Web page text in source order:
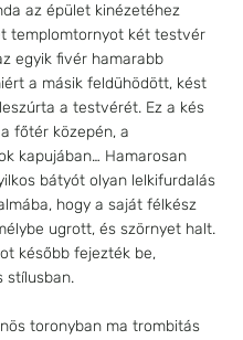
az épület kinézetéhez
templomtornyot két testvér
egyik fivér hamarabb
a másik feldühödött, kést
a testvérét. Ez a kés
főtér közepén, a
kapujában… Hamarosan
bátyót olyan lelkifurdalás
hogy a saját félkész
ugrott, és szörnyet halt.
később fejezték be,
stílusban.
toronyban ma trombitás